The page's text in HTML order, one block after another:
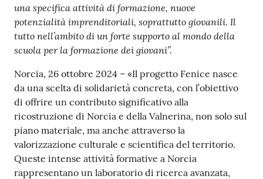
Ac
di
Re
gis
tra
ti
una specifica attività di formazione, nuove
potenzialità imprenditoriali, soprattutto giovanili. Il
tutto nell’ambito di un forte supporto al mondo della
scuola per la formazione dei giovani”.
Norcia, 26 ottobre 2024 – «Il progetto Fenice nasce
da una scelta di solidarietà concreta, con l’obiettivo
di offrire un contributo significativo alla
ricostruzione di Norcia e della Valnerina, non solo sul
piano materiale, ma anche attraverso la
valorizzazione culturale e scientifica del territorio.
Queste intense attività formative a Norcia
rappresentano un laboratorio di ricerca avanzata,